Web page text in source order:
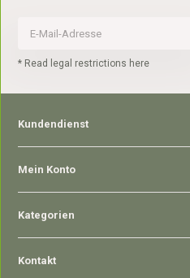
* Read legal restrictions here
Kundendienst
Mein Konto
Kategorien
Kontakt